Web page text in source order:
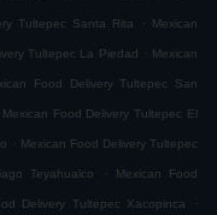
Tultepec Santa Rita . Mexican
Tultepec La Piedad . Mexican
Food Delivery Tultepec San
Mexican Food Delivery Tultepec El
. Mexican Food Delivery Tultepec
Teyahualco . Mexican Food
Delivery Tultepec Xacopinca .